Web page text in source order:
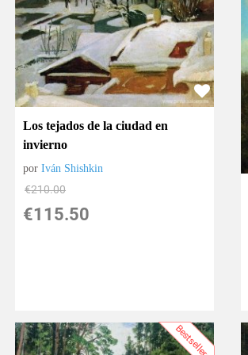
Los tejados de la ciudad en
invierno
porIván Shishkin
€210.00
€115.50
Bestsellers